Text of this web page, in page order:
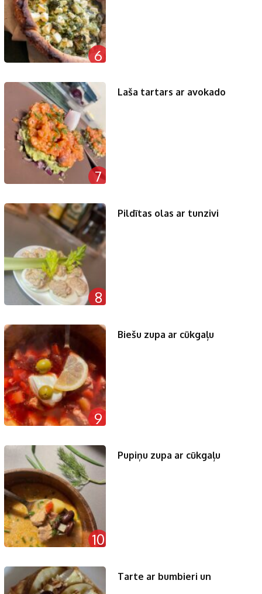
6
7
Laša tartars ar avokado
8
Pildītas olas ar tunzivi
9
Biešu zupa ar cūkgaļu
10
Pupiņu zupa ar cūkgaļu
Tarte ar bumbieri un